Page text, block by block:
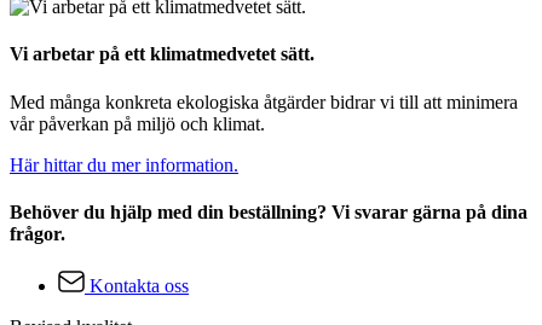
Vi arbetar på ett klimatmedvetet sätt.
Med många konkreta ekologiska åtgärder bidrar vi till att minimera
vår påverkan på miljö och klimat.
Här hittar du mer information.
Behöver du hjälp med din beställning? Vi svarar gärna på dina
frågor.
Kontakta oss